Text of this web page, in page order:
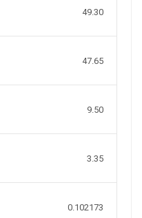
49.30
47.65
9.50
3.35
0.102173